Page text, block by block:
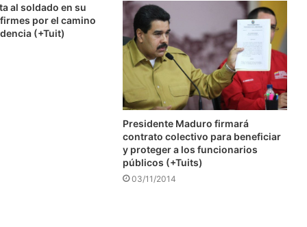
al soldado en su
por el camino
(+Tuit)
Presidente Maduro firmará
contrato colectivo para beneficiar
y proteger a los funcionarios
públicos (+Tuits)
03/11/2014